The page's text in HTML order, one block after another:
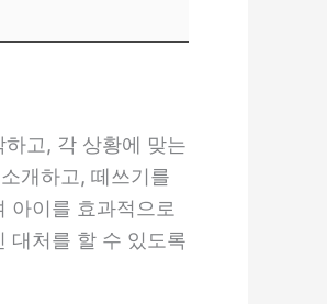
고, 각 상황에 맞는
개하고, 떼쓰기를
아이를 효과적으로
대처를 할 수 있도록